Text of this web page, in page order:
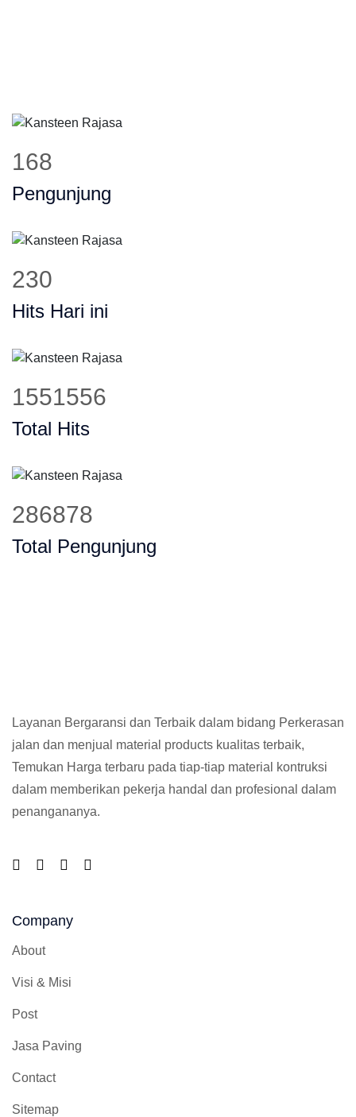
208
Pengunjung
289
Hits Hari ini
1943837
Total Hits
359409
Total Pengunjung
Layanan Bergaransi dan Terbaik dalam bidang Perkerasan
jalan dan menjual material products kualitas terbaik,
Temukan Harga terbaru pada tiap-tiap material kontruksi
dalam memberikan pekerja handal dan profesional dalam
penangananya.
Company
About
Visi & Misi
Post
Jasa Paving
Contact
Sitemap